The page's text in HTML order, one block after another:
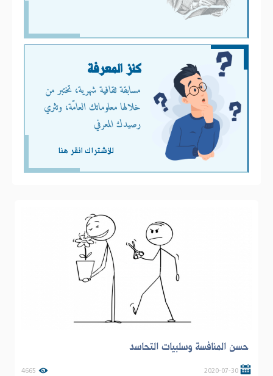
كنز المعرفة
مسابقة ثقافية شهرية، تختبر من
خلالها معلوماتك العامّة، وتثري
رصيدك المعرفي
للأشتراك انقر هنا
حسن المنافسة وسلبيات التحاسد
2020-07-30
4665